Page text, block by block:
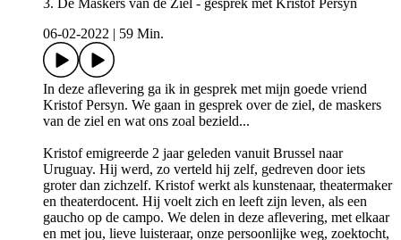
3. De Maskers van de Ziel - gesprek met Kristof Persyn
06-02-2022
59 Min.
In deze aflevering ga ik in gesprek met mijn goede vriend
Kristof Persyn. We gaan in gesprek over de ziel, de maskers
van de ziel en wat ons zoal bezield...
Kristof emigreerde 2 jaar geleden vanuit Brussel naar
Uruguay. Hij werd, zo verteld hij zelf, gedreven door iets
groter dan zichzelf. Kristof werkt als kunstenaar, theatermaker
en theaterdocent. Hij voelt zich en leeft zijn leven, als een
gaucho op de campo. We delen in deze aflevering, met elkaar
en met jou, lieve luisteraar, onze persoonlijke weg, zoektocht,